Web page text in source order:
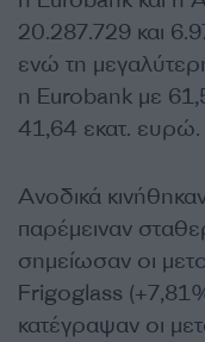
20.287.729 και
ενώ τη
η Eurobank με
41,64 εκατ. ευρώ.
Ανοδικά
παρέμειναν
σημείωσαν οι
Frigoglass
κατέγραψαν οι